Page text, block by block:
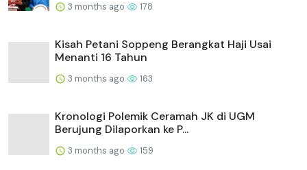
3 months ago 178
Kisah Petani Soppeng Berangkat Haji Usai
Menanti 16 Tahun
3 months ago 163
Kronologi Polemik Ceramah JK di UGM
Berujung Dilaporkan ke P...
3 months ago 159